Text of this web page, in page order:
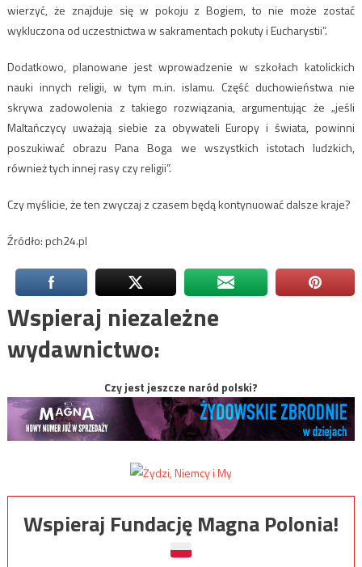
wierzyć, że znajduje się w pokoju z Bogiem, to nie może zostać
wykluczona od uczestnictwa w sakramentach pokuty i Eucharystii”.
Dodatkowo, planowane jest wprowadzenie w szkołach katolickich
nauki innych religii, w tym m.in. islamu. Część duchowieństwa nie
skrywa zadowolenia z takiego rozwiązania, argumentując że „jeśli
Maltańczycy uważają siebie za obywateli Europy i świata, powinni
poszukiwać obrazu Pana Boga we wszystkich istotach ludzkich,
również tych innej rasy czy religii”.
Czy myślicie, że ten zwyczaj z czasem będą kontynuować dalsze kraje?
Źródło: pch24.pl
Wspieraj niezależne
wydawnictwo:
Czy jest jeszcze naród polski?
Wspieraj Fundację Magna Polonia!